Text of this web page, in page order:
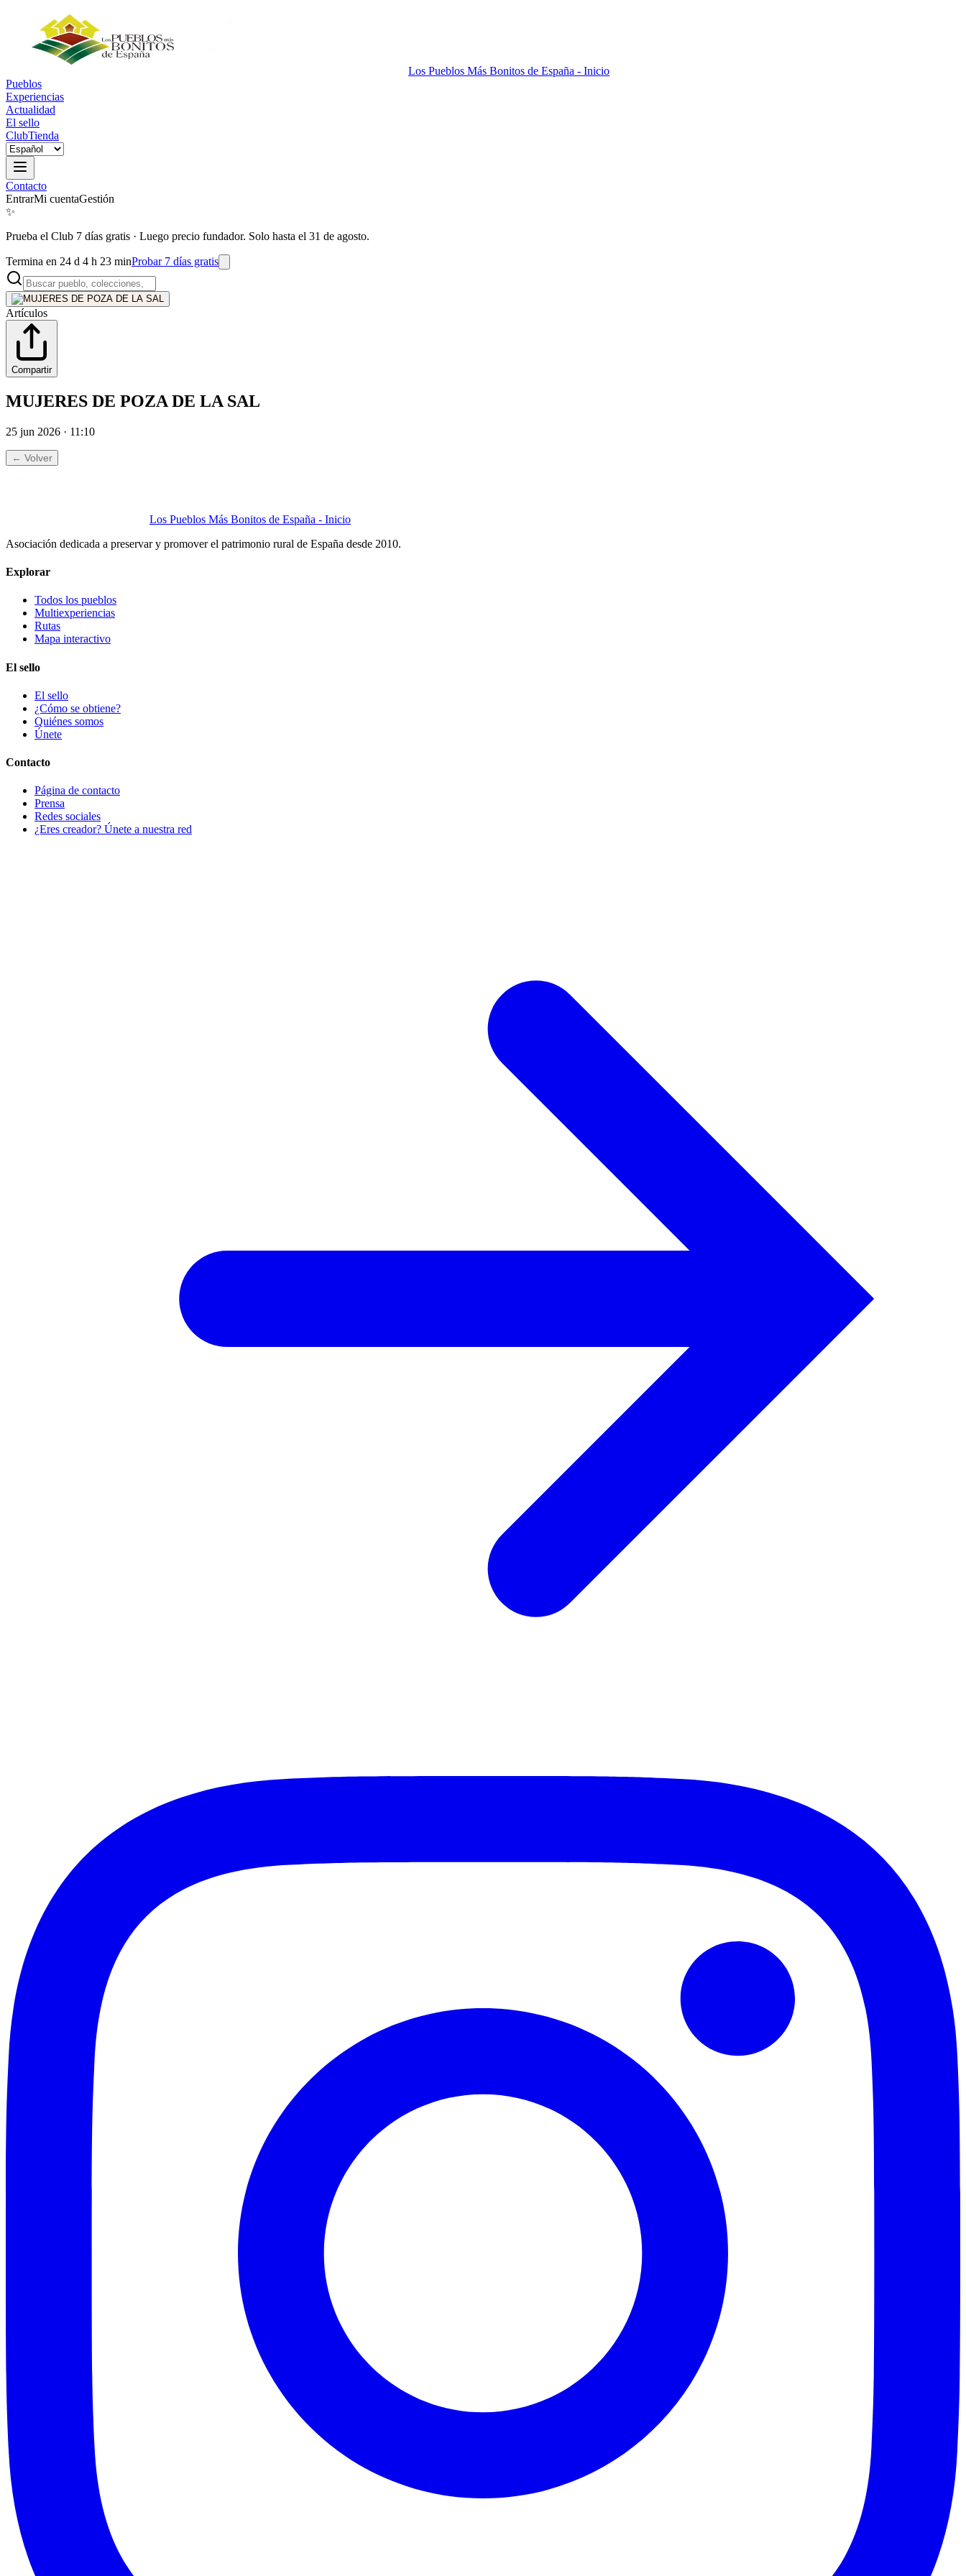
Los Pueblos Más Bonitos de España - Inicio
Pueblos
Experiencias
Actualidad
El sello
ClubTienda
Contacto
EntrarMi cuentaGestión
✨
Prueba el Club 7 días gratis · Luego precio fundador. Solo hasta el 31 de agosto.
Termina en 24 d 4 h 23 minProbar 7 días gratis
Artículos
Compartir
MUJERES DE POZA DE LA SAL
25 jun 2026 · 11:10
← Volver
Los Pueblos Más Bonitos de España - Inicio
Asociación dedicada a preservar y promover el patrimonio rural de España desde 2010.
Explorar
Todos los pueblos
Multiexperiencias
Rutas
Mapa interactivo
El sello
El sello
¿Cómo se obtiene?
Quiénes somos
Únete
Contacto
Página de contacto
Prensa
Redes sociales
¿Eres creador? Únete a nuestra red